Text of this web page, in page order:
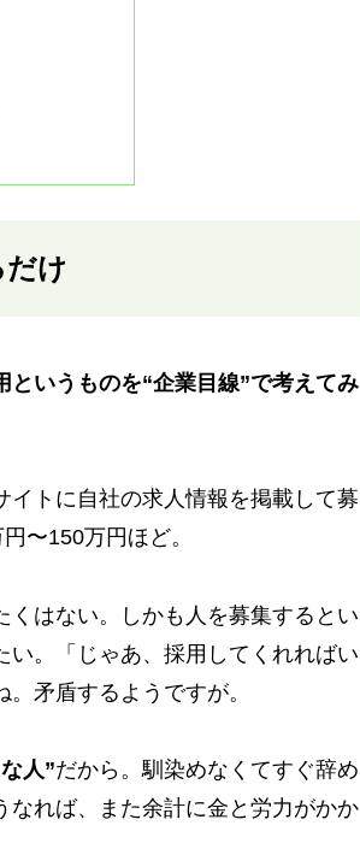
け
というものを“企業目線”で考えてみ
イトに自社の求人情報を掲載して募
〜150万円ほど。
はない。しかも人を募集するとい
い。「じゃあ、採用してくれればい
矛盾するようですが。
人”だから。馴染めなくてすぐ辞め
なれば、また余計に金と労力がかか